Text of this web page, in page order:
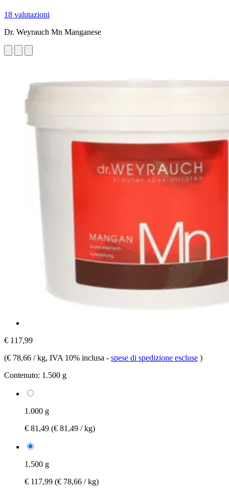
18 valutazioni
Dr. Weyrauch Mn Manganese
€ 117,99
(€ 78,66 / kg, IVA 10% inclusa - spese di spedizione escluse )
Contenuto: 1.500 g
1.000 g
€ 81,49 (€ 81,49 / kg)
1.500 g
€ 117,99 (€ 78,66 / kg)